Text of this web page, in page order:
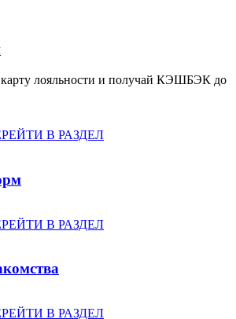
лояльности и получай КЭШБЭК до
В РАЗДЕЛ
В РАЗДЕЛ
В РАЗДЕЛ